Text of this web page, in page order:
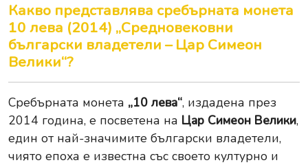
Какво представлява сребърната монета
10 лева (2014) „Средновековни
български владетели – Цар Симеон
Велики“?
Сребърната монета „10 лева“, издадена през
2014 година, е посветена на Цар Симеон Велики,
един от най-значимите български владетели,
чиято епоха е известна със своето културно и